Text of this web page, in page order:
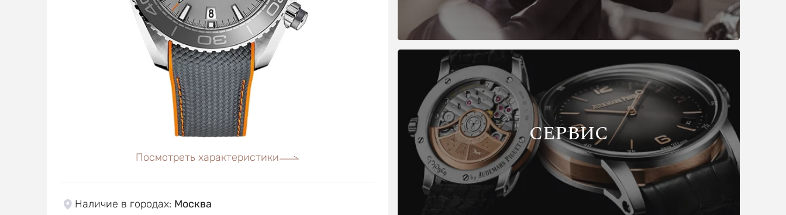
Посмотреть характеристики
Наличие в городах: Москва
СЕРВИС